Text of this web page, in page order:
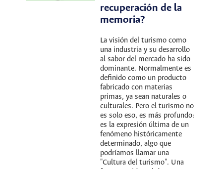
recuperación de la
memoria?
La visión del turismo como
una industria y su desarrollo
al sabor del mercado ha sido
dominante. Normalmente es
definido como un producto
fabricado con materias
primas, ya sean naturales o
culturales. Pero el turismo no
es solo eso, es más profundo:
es la expresión última de un
fenómeno históricamente
determinado, algo que
podríamos llamar una
"Cultura del turismo". Una